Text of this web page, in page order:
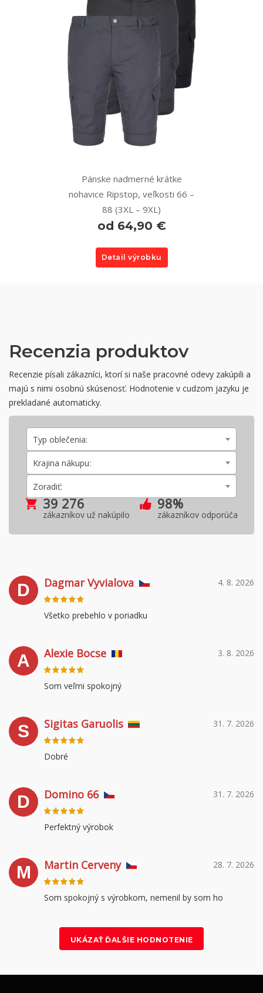
Pánske nadmerné krátke
nohavice Ripstop, veľkosti 66 –
88 (3XL – 9XL)
od 64,90 €
Detail výrobku
Recenzia produktov
Recenzie písali zákazníci, ktorí si naše pracovné odevy zakúpili a
majú s nimi osobnú skúsenosť. Hodnotenie v cudzom jazyku je
prekladané automaticky.
Typ oblečenia:
Krajina nákupu:
Zoradiť:
39 276
zákazníkov už nakúpilo
98%
zákazníkov odporúča
D 4. 8. 2026
Dagmar Vyvialova
Všetko prebehlo v poriadku
A 3. 8. 2026
Alexie Bocse
Som veľmi spokojný
S 31. 7. 2026
Sigitas Garuolis
Dobré
D 31. 7. 2026
Domino 66
Perfektný výrobok
M 28. 7. 2026
Martin Cerveny
Som spokojný s výrobkom, nemenil by som ho
UKÁZAŤ ĎALŠIE HODNOTENIE